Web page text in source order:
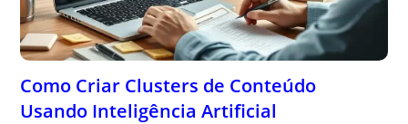
Como Criar Clusters de Conteúdo
Usando Inteligência Artificial